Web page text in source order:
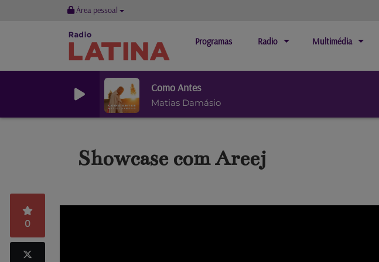
Área pessoal
Programas Radio Multimédia
Como Antes
Matias Damásio
Showcase com Areej
0